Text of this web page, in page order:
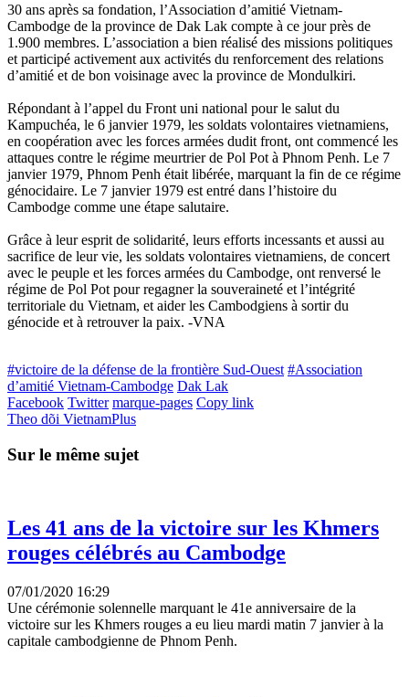
30 ans après sa fondation, l’Association d’amitié Vietnam-
Cambodge de la province de Dak Lak compte à ce jour près de
1.900 membres. L’association a bien réalisé des missions politiques
et participé activement aux activités du renforcement des relations
d’amitié et de bon voisinage avec la province de Mondulkiri.
Répondant à l’appel du Front uni national pour le salut du
Kampuchéa, le 6 janvier 1979, les soldats volontaires vietnamiens,
en coopération avec les forces armées dudit front, ont commencé les
attaques contre le régime meurtrier de Pol Pot à Phnom Penh. Le 7
janvier 1979, Phnom Penh était libérée, marquant la fin de ce régime
génocidaire. Le 7 janvier 1979 est entré dans l’histoire du
Cambodge comme une étape salutaire.
Grâce à leur esprit de solidarité, leurs efforts incessants et aussi au
sacrifice de leur vie, les soldats volontaires vietnamiens, de concert
avec le peuple et les forces armées du Cambodge, ont renversé le
régime de Pol Pot pour regagner la souveraineté et l’intégrité
territoriale du Vietnam, et aider les Cambodgiens à sortir du
génocide et à retrouver la paix. -VNA
#victoire de la défense de la frontière Sud-Ouest #Association
d’amitié Vietnam-Cambodge Dak Lak
Facebook Twitter marque-pages Copy link
Theo dõi VietnamPlus
Sur le même sujet
Les 41 ans de la victoire sur les Khmers
rouges célébrés au Cambodge
07/01/2020 16:29
Une cérémonie solennelle marquant le 41e anniversaire de la
victoire sur les Khmers rouges a eu lieu mardi matin 7 janvier à la
capitale cambodgienne de Phnom Penh.